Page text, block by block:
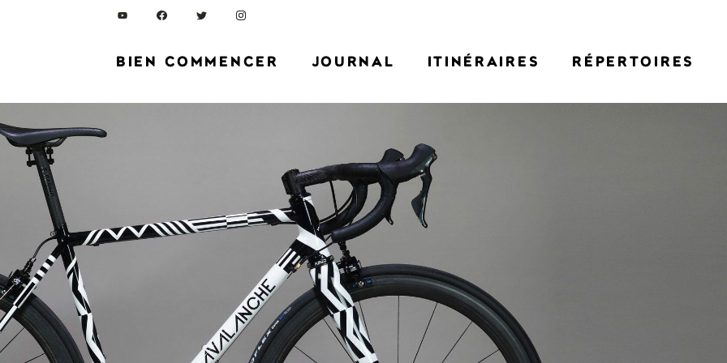
BIEN COMMENCER JOURNAL ITINÉRAIRES RÉPERTOIRES